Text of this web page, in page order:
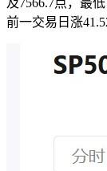
前一交易日涨